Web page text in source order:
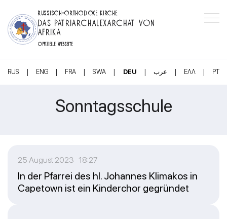
RUSSISCH-ORTHODOXE KIRCHE
DAS PATRIARCHALEXARCHAT VON
AFRIKA
OFFIZIELLE WEBSEITE
RUS | ENG | FRA | SWA | DEU | عرب | ΕΛΛ | PT
Sonntagsschule
25 August 2023 18:27
In der Pfarrei des hl. Johannes Klimakos in
Capetown ist ein Kinderchor gegründet